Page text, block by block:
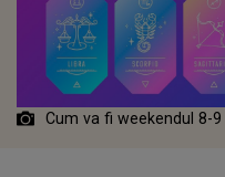
Cum va fi weekendul 8-